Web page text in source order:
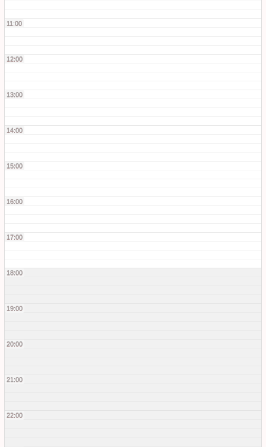
11:00
12:00
13:00
14:00
15:00
16:00
17:00
18:00
19:00
20:00
21:00
22:00